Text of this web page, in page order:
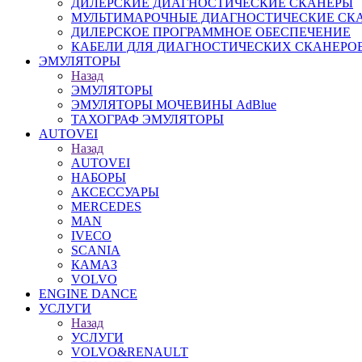
ДИЛЕРСКИЕ ДИАГНОСТИЧЕСКИЕ СКАНЕРЫ
МУЛЬТИМАРОЧНЫЕ ДИАГНОСТИЧЕСКИЕ
ДИЛЕРСКОЕ ПРОГРАММНОЕ ОБЕСПЕЧЕНИЕ
КАБЕЛИ ДЛЯ ДИАГНОСТИЧЕСКИХ
ЭМУЛЯТОРЫ
Назад
ЭМУЛЯТОРЫ
ЭМУЛЯТОРЫ МОЧЕВИНЫ АdBlue
ТАХОГРАФ ЭМУЛЯТОРЫ
AUTOVEI
Назад
AUTOVEI
НАБОРЫ
АКСЕССУАРЫ
MERCEDES
MAN
IVECO
SCANIA
КАМАЗ
VOLVO
ENGINE DANCE
УСЛУГИ
Назад
УСЛУГИ
VOLVO&RENAULT